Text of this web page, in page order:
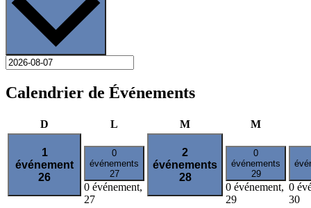
Calendrier de Événements
D L Mmardi Mmercredi
1
événement
26
0
événements
27
0 événement,
27
2
événements
28
0
événements
29
0 événement,
29
0
30